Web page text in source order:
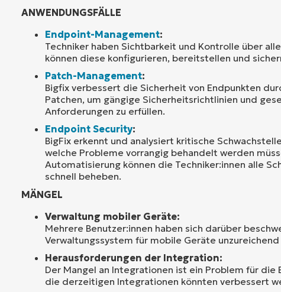
ANWENDUNGSFÄLLE
Endpoint-Management:
Techniker haben Sichtbarkeit und Kontrolle über
können diese konfigurieren, bereitstellen und
Patch-Management:
Bigfix verbessert die Sicherheit von Endpunkten
Patchen, um gängige Sicherheitsrichtlinien und
Anforderungen zu erfüllen.
Endpoint Security:
BigFix erkennt und analysiert kritische
welche Probleme vorrangig behandelt werden
Automatisierung können die Techniker:innen alle
schnell beheben.
MÄNGEL
Verwaltung mobiler Geräte:
Mehrere Benutzer:innen haben sich darüber
Verwaltungssystem für mobile Geräte unzureichend
Herausforderungen der Integration:
Der Mangel an Integrationen ist ein Problem für die
die derzeitigen Integrationen könnten verbessert